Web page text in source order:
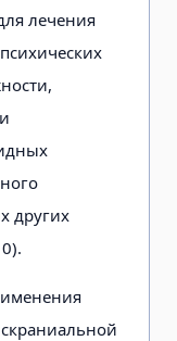
лечения
других